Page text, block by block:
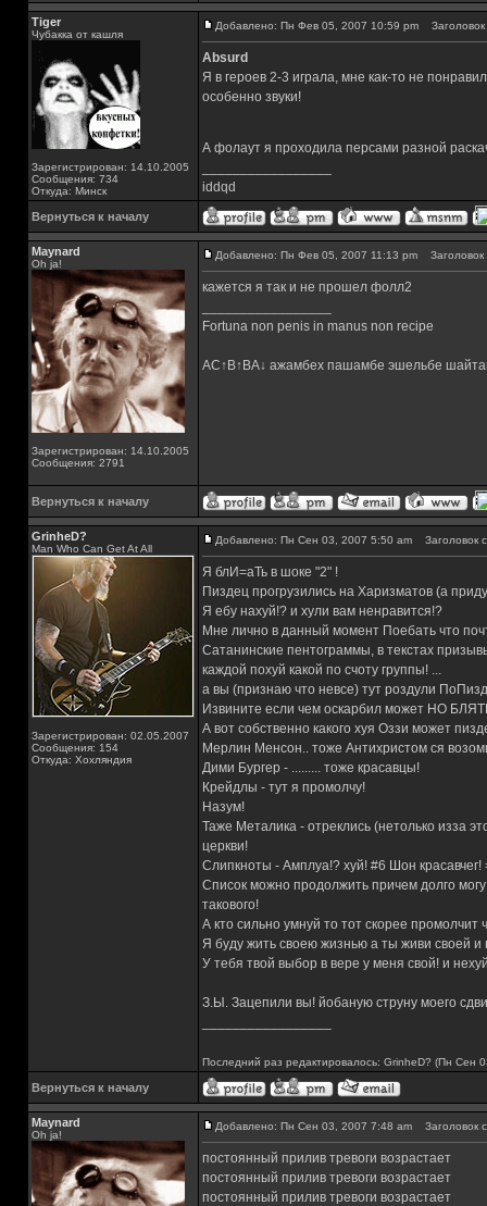
Tiger
Чубакка от кашля
Зарегистрирован: 14.10.2005
Сообщения: 734
Откуда: Минск
Добавлено: Пн Фев 05, 2007 10:59 pm
Absurd
Я в героев 2-3 играла, мне как-то не
особенно звуки!
А фолаут я проходила персами разной
iddqd
Вернуться к началу
Maynard
Oh ja!
Зарегистрирован: 14.10.2005
Сообщения: 2791
Добавлено: Пн Фев 05, 2007 11:13 pm
кажется я так и не прошел фолл2
Fortuna non penis in manus non recipe
AC↑B↑BA↓ ажамбех пашамбе эшельбе
Вернуться к началу
GrinheD?
Man Who Can Get At All
Зарегистрирован: 02.05.2007
Сообщения: 154
Откуда: Хохляндия
Добавлено: Пн Сен 03, 2007 5:50 am Заголовок
Я блИ=аТь в шоке "2" !
Пиздец прогрузились на Харизматов (а
Я ебу нахуй!? и хули вам ненравится!?
Мне лично в данный момент Поебать что
Сатанинские пентограммы, в текстах
каждой похуй какой по счоту группы! ...
а вы (признаю что невсе) тут роздули
Извините если чем оскарбил может НО
А вот собственно какого хуя Оззи может
Мерлин Менсон.. тоже Антихристом ся
Дими Бургер - ......... тоже красавцы!
Крейдлы - тут я промолчу!
Назум!
Таже Металика - отреклись (нетолько изза
церкви!
Слипкноты - Амплуа!? хуй! #6 Шон красавчег!
Список можно продолжить причем долго
такового!
А кто сильно умнуй то тот скорее промолчит
Я буду жить своею жизнью а ты живи своей и
У тебя твой выбор в вере у меня свой! и
З.Ы. Зацепили вы! йобаную струну моего
Последний раз редактировалось: GrinheD? (Пн Сен
Вернуться к началу
Maynard
Oh ja!
Добавлено: Пн Сен 03, 2007 7:48 am Заголовок
постоянный прилив тревоги возрастает
постоянный прилив тревоги возрастает
постоянный прилив тревоги возрастает